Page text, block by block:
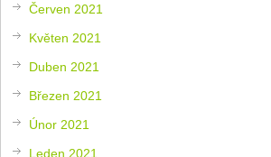
Červen 2021
Květen 2021
Duben 2021
Březen 2021
Únor 2021
Leden 2021